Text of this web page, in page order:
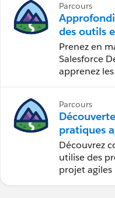
Parcours
des outils
concepts
Salesforce
Prenez en
Salesforce
apprenez
Parcours
pratiques
Salesforce
Découvrez
utilise des
projet